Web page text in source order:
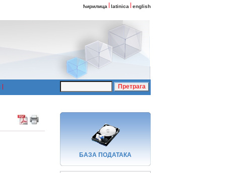
ћирилица latinica english
БАЗA ПОДАТАКА